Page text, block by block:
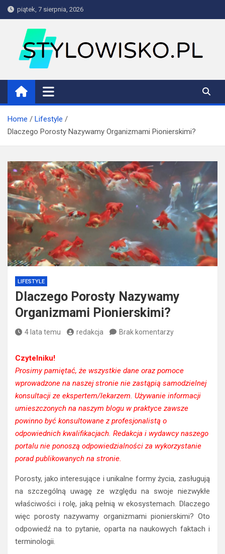
Skip
to
piątek, 7 sierpnia, 2026
stylowisko.pl
Blog
Home
Lifestyle
Dlaczego Porosty Nazywamy Organizmami Pionierskimi?
LIFESTYLE
Dlaczego Porosty Nazywamy
Organizmami Pionierskimi?
4 lata temu redakcja Brak komentarzy
Czytelniku!
Prosimy pamiętać, że wszystkie dane oraz pomoce
wprowadzone na naszej stronie nie zastąpią samodzielnej
konsultacji ze ekspertem/lekarzem. Używanie informacji
umieszczonych na naszym blogu w praktyce zawsze
powinno być konsultowane z profesjonalistą o
odpowiednich kwalifikacjach. Redakcja i wydawcy naszego
portalu nie ponoszą odpowiedzialności za wykorzystanie
porad publikowanych na stronie.
Porosty, jako interesujące i unikalne formy życia, zasługują
na szczególną uwagę ze względu na swoje niezwykłe
właściwości i rolę, jaką pełnią w ekosystemach. Dlaczego
więc porosty nazywamy organizmami pionierskimi? Oto
odpowiedź na to pytanie, oparta na naukowych faktach i
terminologii.